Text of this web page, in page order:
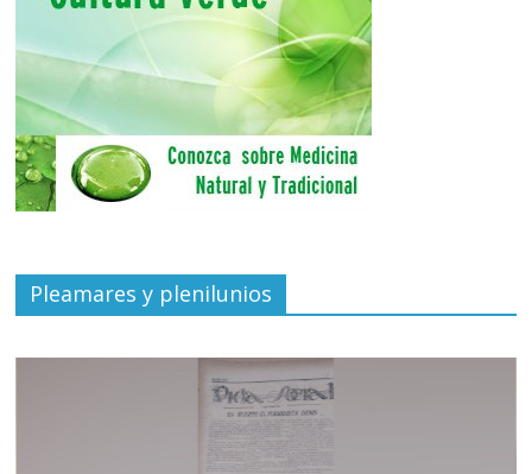
Pleamares y plenilunios